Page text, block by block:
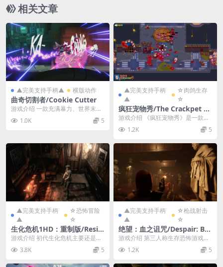
相关文章
▲完美支持手柄▲ 横版动作
曲奇切割者/Cookie Cutter
游戏介绍 一款充满暴力、世界末日
后手绘风格的类银河战士恶魔城游
戏 游戏截图 版本...
1.0K 5
▲完美支持手柄
▲
☆肉鸽生存
☆
疯狂宠物秀/The Crackpet Sh
ow
游戏介绍 《疯狂宠物秀》是一款动
感十足的rogue-lite射击游戏，变异
动物们...
1.2K 5
▲完美支持手柄
▲
☆恐怖冒险
☆
生化危机1HD：重制版/Resid
ent Evil HD REMASTER
游戏介绍 初代生化危机主要还是以
箱庭式解谜玩法为主，玩家们需要
在一座大型洋馆内找...
3.8K 5
▲完美支持手柄
▲
☆枪战射击
☆
绝望：血之诅咒/Despair: Blo
od Curse
游戏介绍 第三人称生存恐怖游戏，
拥有特色非线性玩法，各种谜题和
来自地狱深渊的敌人...
1.2K 5